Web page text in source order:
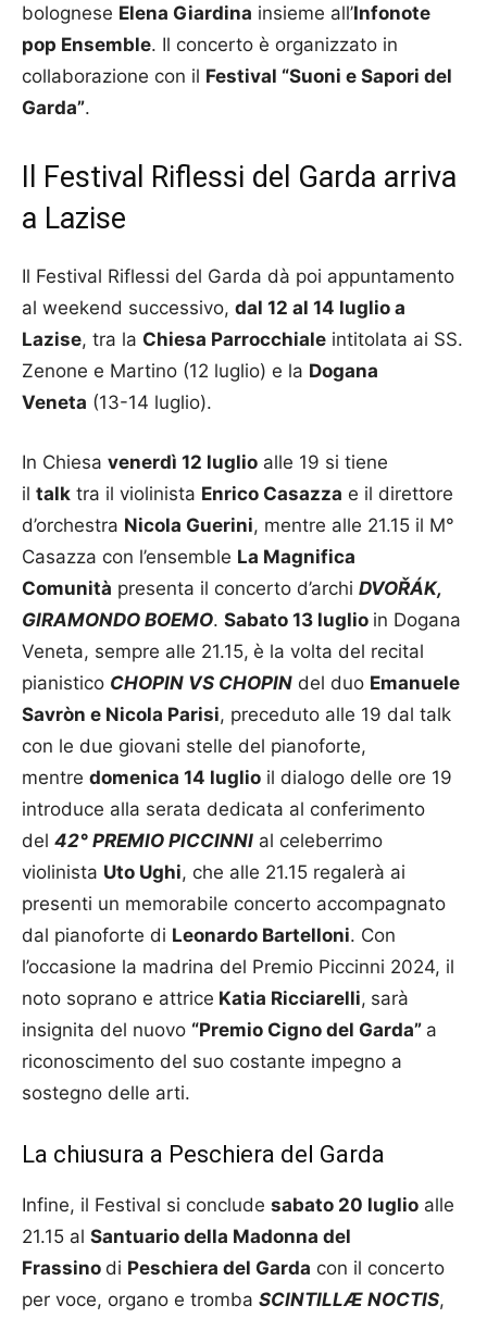
bolognese Elena Giardina insieme all’Infonote
pop Ensemble. Il concerto è organizzato in
collaborazione con il Festival “Suoni e Sapori del
Garda”.
Il Festival Riflessi del Garda arriva
a Lazise
Il Festival Riflessi del Garda dà poi appuntamento
al weekend successivo, dal 12 al 14 luglio a
Lazise, tra la Chiesa Parrocchiale intitolata ai SS.
Zenone e Martino (12 luglio) e la Dogana
Veneta (13-14 luglio).
In Chiesa venerdì 12 luglio alle 19 si tiene
il talk tra il violinista Enrico Casazza e il direttore
d’orchestra Nicola Guerini, mentre alle 21.15 il M°
Casazza con l’ensemble La Magnifica
Comunità presenta il concerto d’archi DVOŘÁK,
GIRAMONDO BOEMO. Sabato 13 luglio in Dogana
Veneta, sempre alle 21.15, è la volta del recital
pianistico CHOPIN VS CHOPIN del duo Emanuele
Savròn e Nicola Parisi, preceduto alle 19 dal talk
con le due giovani stelle del pianoforte,
mentre domenica 14 luglio il dialogo delle ore 19
introduce alla serata dedicata al conferimento
del 42° PREMIO PICCINNI al celeberrimo
violinista Uto Ughi, che alle 21.15 regalerà ai
presenti un memorabile concerto accompagnato
dal pianoforte di Leonardo Bartelloni. Con
l’occasione la madrina del Premio Piccinni 2024, il
noto soprano e attrice Katia Ricciarelli, sarà
insignita del nuovo “Premio Cigno del Garda” a
riconoscimento del suo costante impegno a
sostegno delle arti.
La chiusura a Peschiera del Garda
Infine, il Festival si conclude sabato 20 luglio alle
21.15 al Santuario della Madonna del
Frassino di Peschiera del Garda con il concerto
per voce, organo e tromba SCINTILLÆ NOCTIS,